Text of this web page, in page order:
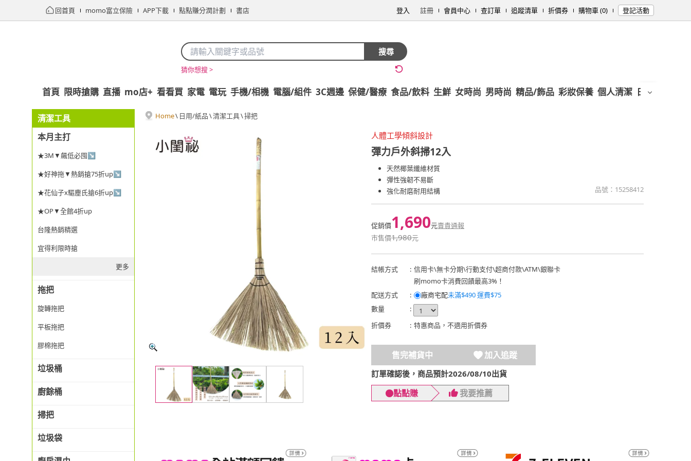
回首頁 momo富立保險 APP下載 點點賺分潤計劃 書店 登入 註冊 會員中心 查訂單 追蹤清單 折價券 購物車 (0) 登記活動
搜尋
猜你想搜 >
首頁 限時搶購 直播 mo店+ 看看買 家電 電玩 手機/相機 電腦/組件 3C週邊 保健/醫療 食品/飲料 生鮮 女時尚 男時尚 精品/飾品 彩妝保養 個人清潔 日用/紙品
清潔工具
本月主打
★3M▼飆低必囤↘
★好神拖▼熱銷搶75折up↘
★花仙子x驅塵氏搶6折up↘
★OP▼全館4折up
台隆熱銷精選
宜得利限時搶
更多
拖把
旋轉拖把
平板拖把
膠棉拖把
垃圾桶
廚餘桶
掃把
垃圾袋
Home\ 日用/紙品\清潔工具\掃把
人體工學傾斜設計
彈力戶外斜掃12入
天然椰葉纖維材質
彈性強韌不易斷
強化耐磨耐用結構
品號： 15258412
促銷價1,690元賣貴通報
市售價1,980元
結帳方式 : 信用卡\無卡分期\行動支付\超商付款\ATM\銀聯卡
刷momo卡消費回饋最高3%！
配送方式
: 廠商宅配未滿$490 運費$75
數量
:
折價券
: 特惠商品，不適用折價券
售完補貨中 加入追蹤
訂單確認後，商品預計2026/08/10出貨
點點賺 我要推薦